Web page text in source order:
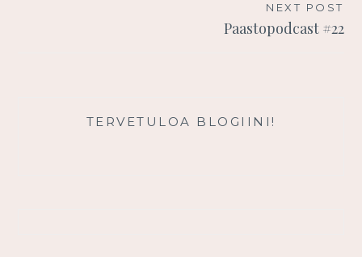
NEXT POST
Paastopodcast #22
TERVETULOA BLOGIINI!